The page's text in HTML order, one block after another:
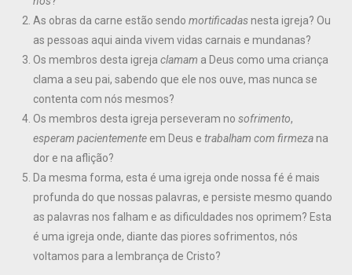
As obras da carne estão sendomortificadasnesta igreja? Ou
as pessoas aqui ainda vivem vidas carnais e mundanas?
Os membros desta igrejaclamam a Deus como uma criança
clama a seu pai, sabendo que ele nos ouve, mas nunca se
contenta com nós mesmos?
Os membros desta igreja perseveram nosofrimento,
esperam pacientemente em Deus etrabalham com firmezana
dor e na aflição?
Da mesma forma, esta é uma igreja onde nossa fé é mais
profunda do que nossas palavras, e persiste mesmo quando
as palavras nos falham e as dificuldades nos oprimem? Esta
é uma igreja onde, diante das piores sofrimentos, nós
voltamos para a lembrança de Cristo?